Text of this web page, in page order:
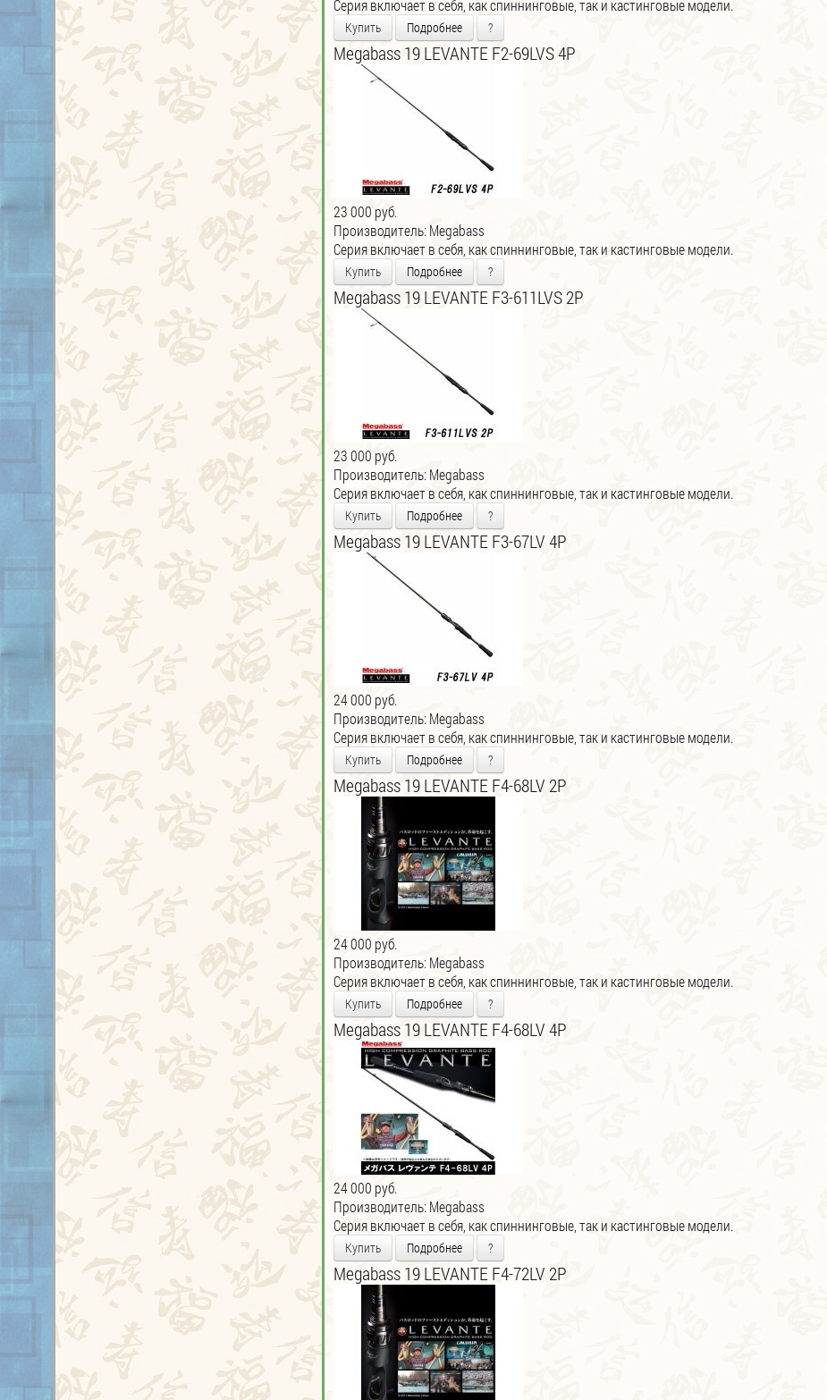
Серия включает в себя, как спиннинговые, так и кастинговые модели.
Купить Подробнее ?
Megabass 19 LEVANTE F2-69LVS 4P
23 000 руб.
Производитель:Megabass
Серия включает в себя, как спиннинговые, так и кастинговые модели.
Купить Подробнее ?
Megabass 19 LEVANTE F3-611LVS 2P
23 000 руб.
Производитель:Megabass
Серия включает в себя, как спиннинговые, так и кастинговые модели.
Купить Подробнее ?
Megabass 19 LEVANTE F3-67LV 4P
24 000 руб.
Производитель:Megabass
Серия включает в себя, как спиннинговые, так и кастинговые модели.
Купить Подробнее ?
Megabass 19 LEVANTE F4-68LV 2P
24 000 руб.
Производитель:Megabass
Серия включает в себя, как спиннинговые, так и кастинговые модели.
Купить Подробнее ?
Megabass 19 LEVANTE F4-68LV 4P
24 000 руб.
Производитель:Megabass
Серия включает в себя, как спиннинговые, так и кастинговые модели.
Купить Подробнее ?
Megabass 19 LEVANTE F4-72LV 2P